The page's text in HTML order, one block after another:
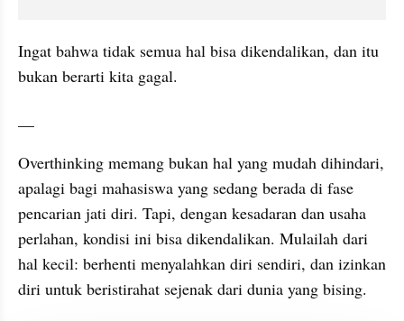
Ingat bahwa tidak semua hal bisa dikendalikan, dan itu
bukan berarti kita gagal.
Overthinking memang bukan hal yang mudah dihindari,
apalagi bagi mahasiswa yang sedang berada di fase
pencarian jati diri. Tapi, dengan kesadaran dan usaha
perlahan, kondisi ini bisa dikendalikan. Mulailah dari
hal kecil: berhenti menyalahkan diri sendiri, dan izinkan
diri untuk beristirahat sejenak dari dunia yang bising.